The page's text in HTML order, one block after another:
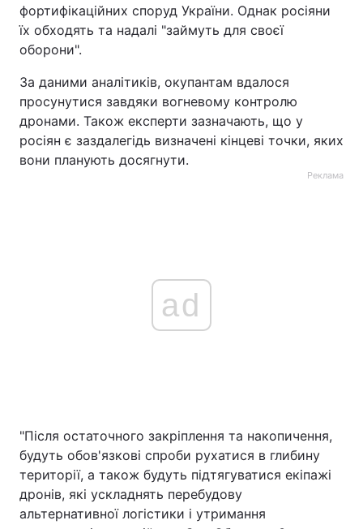
фортифікаційних споруд України. Однак росіяни
їх обходять та надалі "займуть для своєї
оборони".
За даними аналітиків, окупантам вдалося
просунутися завдяки вогневому контролю
дронами. Також експерти зазначають, що у
росіян є заздалегідь визначені кінцеві точки, яких
вони планують досягнути.
Реклама
ad
"Після остаточного закріплення та накопичення,
будуть обов'язкові спроби рухатися в глибину
території, а також будуть підтягуватися екіпажі
дронів, які ускладнять перебудову
альтернативної логістики і утримання